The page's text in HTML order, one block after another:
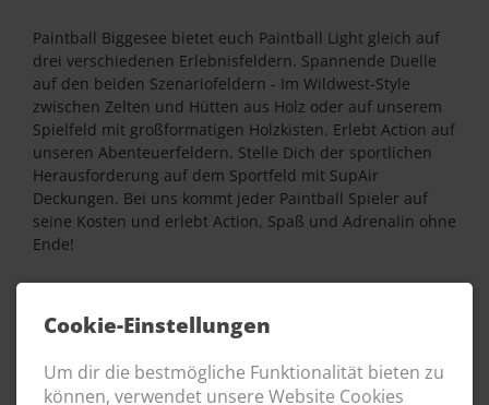
Paintball Biggesee bietet euch Paintball Light gleich auf
drei verschiedenen Erlebnisfeldern. Spannende Duelle
auf den beiden Szenariofeldern - Im Wildwest-Style
zwischen Zelten und Hütten aus Holz oder auf unserem
Spielfeld mit großformatigen Holzkisten. Erlebt Action auf
unseren Abenteuerfeldern. Stelle Dich der sportlichen
Herausforderung auf dem Sportfeld mit SupAir
Deckungen. Bei uns kommt jeder Paintball Spieler auf
seine Kosten und erlebt Action, Spaß und Adrenalin ohne
Ende!
einem spannenden Match oder buche direkt ein
besonderes Event für den Junggesellenabschied JGA, den
Betriebsausflug oder für eine Geburtstagsfeier! Neben
den vollständigen und hochwertigen Paintball
Cookie-Einstellungen
Um dir die bestmögliche Funktionalität bieten zu
können, verwendet unsere Website Cookies